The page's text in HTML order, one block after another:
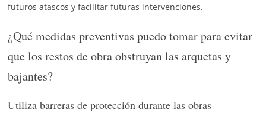
futuros atascos y facilitar futuras intervenciones.
¿Qué medidas preventivas puedo tomar para evitar
que los restos de obra obstruyan las arquetas y
bajantes?
Utiliza barreras de protección durante las obras